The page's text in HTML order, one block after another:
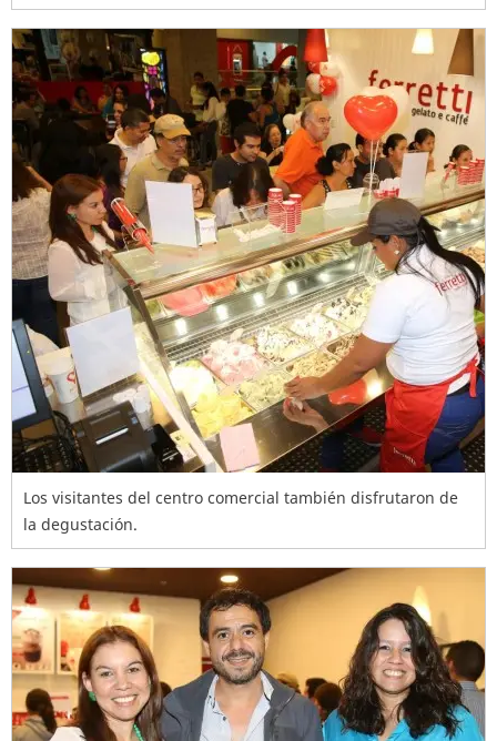
Los visitantes del centro comercial también disfrutaron de
la degustación.